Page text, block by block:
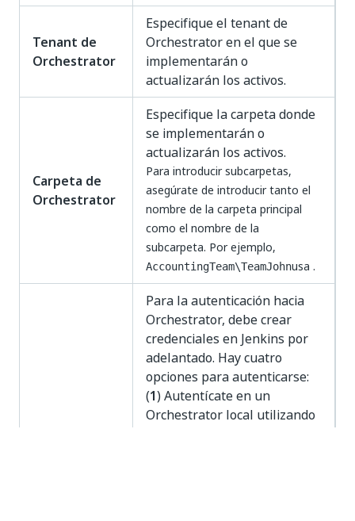
Tenant de
Orchestrator
Especifique el tenant de
Orchestrator en el que se
implementarán o
actualizarán los activos.
Carpeta de
Orchestrator
Especifique la carpeta donde
se implementarán o
actualizarán los activos.
Para introducir subcarpetas,
asegúrate de introducir tanto el
nombre de la carpeta principal
como el nombre de la
subcarpeta. Por ejemplo,
AccountingTeam\TeamJohnusa .
Para la autenticación hacia
Orchestrator, debe crear
credenciales en Jenkins por
adelantado. Hay cuatro
opciones para autenticarse:
(1) Autentícate en un
Orchestrator local utilizando